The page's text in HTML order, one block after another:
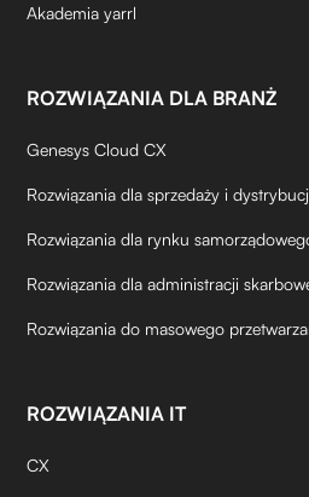
Akademia yarrl
ROZWIĄZANIA DLA BRANŻ
Genesys Cloud CX
Rozwiązania dla sprzedaży i
Rozwiązania dla rynku
Rozwiązania dla administracji
Rozwiązania do masowego
ROZWIĄZANIA IT
CX